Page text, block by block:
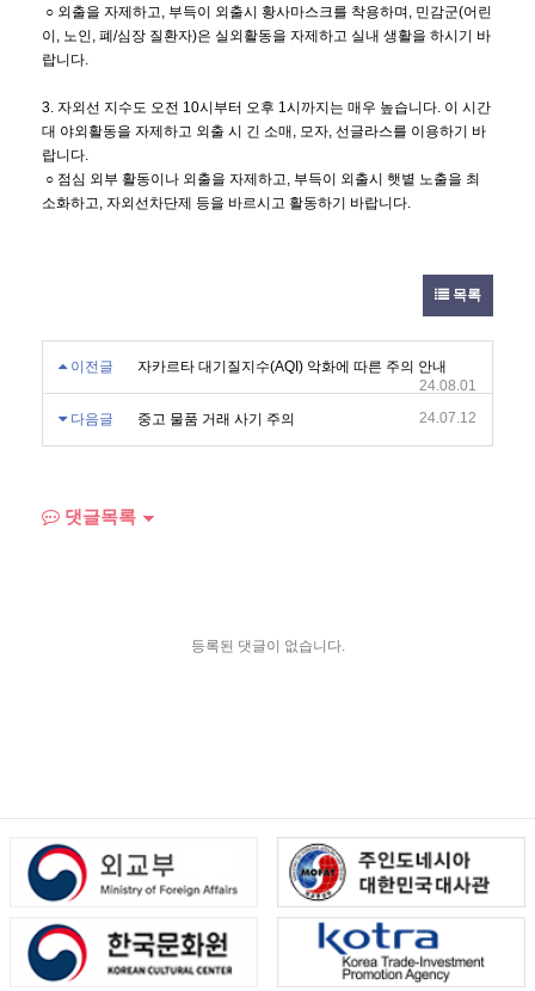
○ 외출을 자제하고, 부득이 외출시 황사마스크를 착용하며, 민감군(어린
이, 노인, 폐/심장 질환자)은 실외활동을 자제하고 실내 생활을 하시기 바
랍니다.
3. 자외선 지수도 오전 10시부터 오후 1시까지는 매우 높습니다. 이 시간
대 야외활동을 자제하고 외출 시 긴 소매, 모자, 선글라스를 이용하기 바
랍니다.
○ 점심 외부 활동이나 외출을 자제하고, 부득이 외출시 햇볕 노출을 최
소화하고, 자외선차단제 등을 바르시고 활동하기 바랍니다.
목록
이전글
자카르타 대기질지수(AQI) 악화에 따른 주의 안내
24.08.01
다음글
중고 물품 거래 사기 주의 24.07.12
댓글목록
등록된 댓글이 없습니다.